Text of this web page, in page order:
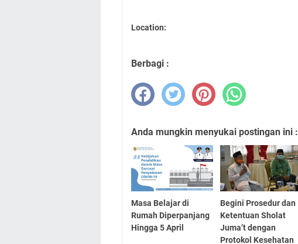
Location:
Berbagi :
Anda mungkin menyukai postingan ini :
Masa Belajar di
Rumah Diperpanjang
Hingga 5 April
Begini Prosedur dan
Ketentuan Sholat
Juma’t dengan
Protokol Kesehatan